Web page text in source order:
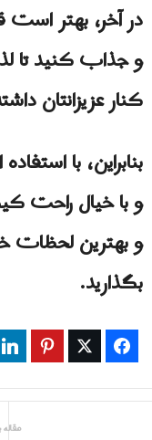
در آخر، بهتر است
و جذاب کنید تا
کنار عزیزانتان
بنابراین، با
و با خیال راحت
و بهترین لحظات
بگذارید.
Facebook
Twitter
Pinterest